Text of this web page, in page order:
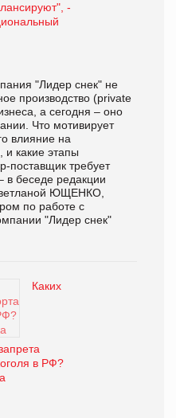
-
"Лидер снек" не
производство (private
а сегодня – оно
Что мотивирует
влияние на
и какие этапы
поставщик требует
в беседе редакции
ЮЩЕНКО,
по работе с
"Лидер снек"
Каких
в РФ?